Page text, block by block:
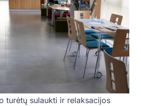
turėtų sulaukti ir relaksacijos